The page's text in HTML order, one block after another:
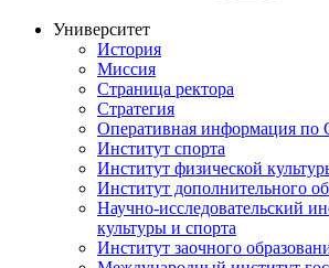
Университет
История
Миссия
Страница ректора
Стратегия
Оперативная информация по
Институт спорта
Институт физической
Институт дополнительного
Научно-исследовательский
культуры и спорта
Институт заочного